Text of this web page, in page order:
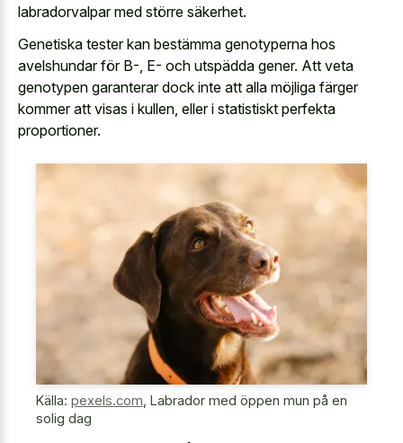
labradorvalpar med större säkerhet.
Genetiska tester kan bestämma genotyperna hos
avelshundar för B-, E- och utspädda gener. Att veta
genotypen garanterar dock inte att alla möjliga färger
kommer att visas i kullen, eller i statistiskt perfekta
proportioner.
Källa: pexels.com Labrador med öppen mun på en
solig dag